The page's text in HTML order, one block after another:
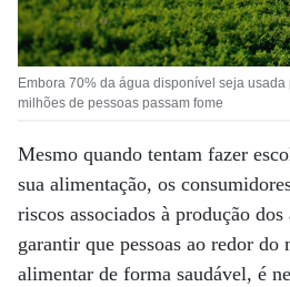
Embora 70% da água disponível seja
milhões de pessoas passam fome
Mesmo quando tentam fazer
sua alimentação, os
riscos associados à produção
garantir que pessoas ao redor do
alimentar de forma saudável, é